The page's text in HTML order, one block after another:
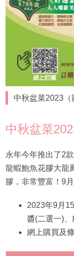
中秋盆菜2023（
中秋盆菜
永年今年推出了2
龍蝦鮑魚花膠大龍
膠，非常豐富！9
2023年9月
醬(二選一)
網上購買及